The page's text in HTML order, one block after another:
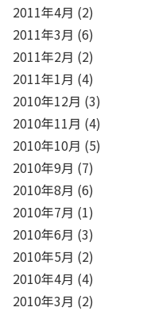
2011年4月 (2)
2011年3月 (6)
2011年2月 (2)
2011年1月 (4)
2010年12月 (3)
2010年11月 (4)
2010年10月 (5)
2010年9月 (7)
2010年8月 (6)
2010年7月 (1)
2010年6月 (3)
2010年5月 (2)
2010年4月 (4)
2010年3月 (2)